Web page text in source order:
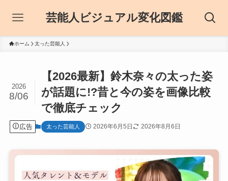
芸能人ビジュアル変化図鑑
ホーム 太った芸能人
【2026最新】鈴木奈々の太った姿
が話題に!?昔と今の姿を画像比較
で徹底チェック
2026
8/06
広告 太った芸能人 2026年6月5日 2026年8月6日